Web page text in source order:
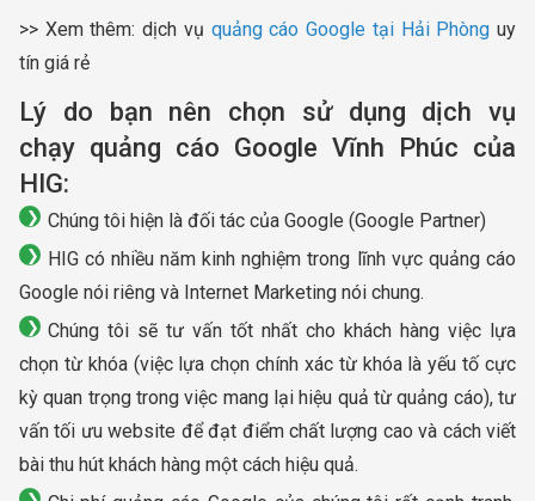
>> Xem thêm: dịch vụ quảng cáo Google tại Hải Phòng uy
tín giá rẻ
Lý do bạn nên chọn sử dụng dịch vụ
chạy quảng cáo Google Vĩnh Phúc của
HIG:
Chúng tôi hiện là đối tác của Google (Google Partner)
HIG có nhiều năm kinh nghiệm trong lĩnh vực quảng cáo
Google nói riêng và Internet Marketing nói chung.
Chúng tôi sẽ tư vấn tốt nhất cho khách hàng việc lựa
chọn từ khóa (việc lựa chọn chính xác từ khóa là yếu tố cực
kỳ quan trọng trong việc mang lại hiệu quả từ quảng cáo), tư
vấn tối ưu website để đạt điểm chất lượng cao và cách viết
bài thu hút khách hàng một cách hiệu quả.